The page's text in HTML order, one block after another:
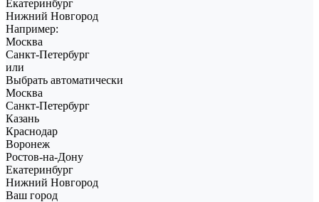
Екатеринбург
Нижний Новгород
Например:
Москва
Санкт-Петербург
или
Выбрать автоматически
Москва
Санкт-Петербург
Казань
Краснодар
Воронеж
Ростов-на-Дону
Екатеринбург
Нижний Новгород
Ваш город